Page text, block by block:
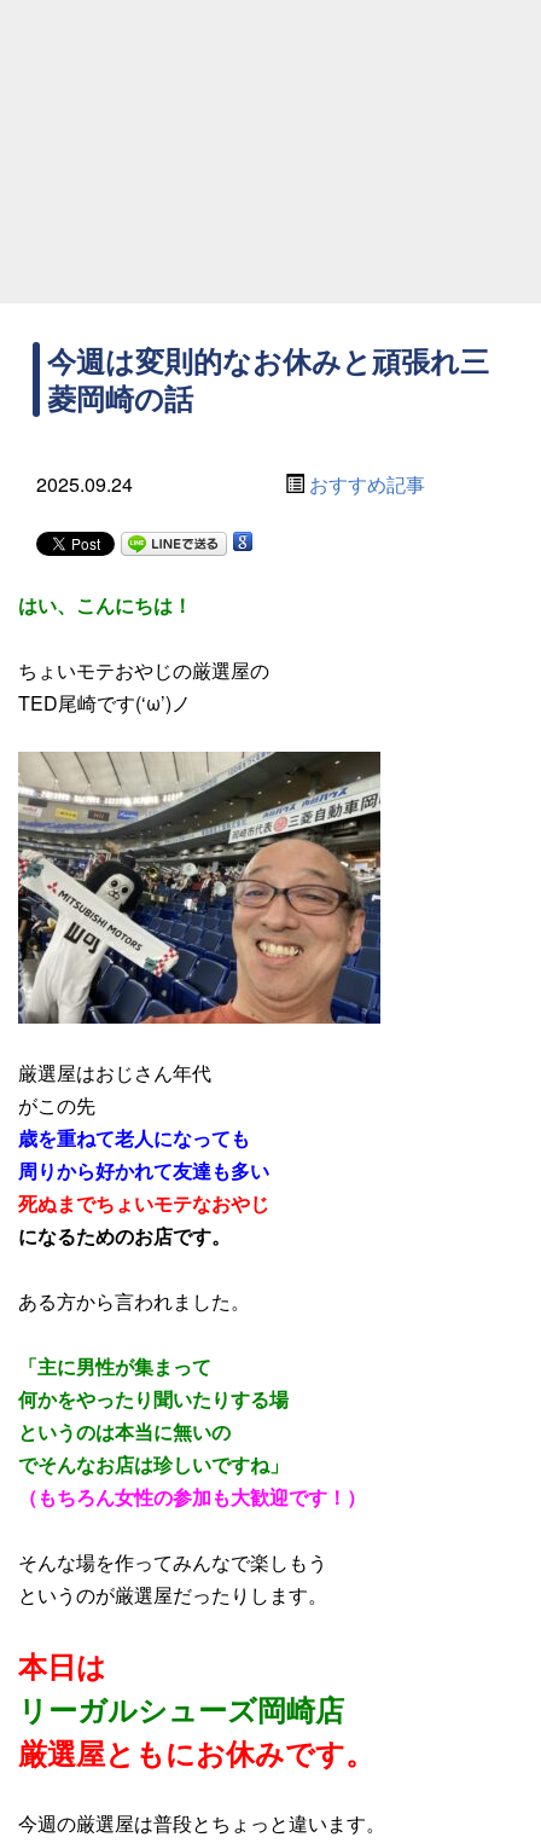
今週は変則的なお休みと頑張れ三
菱岡崎の話
2025.09.24 おすすめ記事
はい、こんにちは！
ちょいモテおやじの厳選屋の
TED尾崎です(‘ω’)ノ
厳選屋はおじさん年代
がこの先
歳を重ねて老人になっても
周りから好かれて友達も多い
死ぬまでちょいモテなおやじ
になるためのお店です。
ある方から言われました。
「主に男性が集まって
何かをやったり聞いたりする場
というのは本当に無いの
でそんなお店は珍しいですね」
（もちろん女性の参加も大歓迎です！）
そんな場を作ってみんなで楽しもう
というのが厳選屋だったりします。
本日は
リーガルシューズ岡崎店
厳選屋ともにお休みです。
今週の厳選屋は普段とちょっと違います。